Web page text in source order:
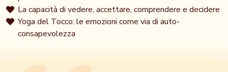
La capacità di vedere, accettare, comprendere e decidere
Yoga del Tocco: le emozioni come via di auto-
consapevolezza